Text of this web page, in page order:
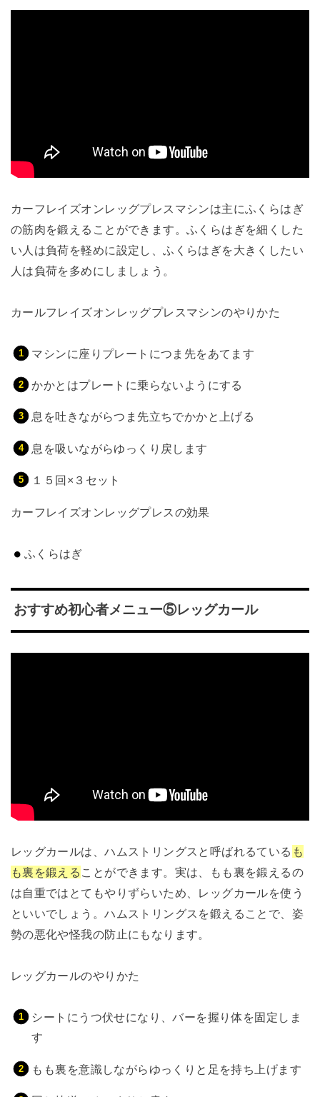
カーフレイズオンレッグプレスマシンは主にふくらはぎ
の筋肉を鍛えることができます。ふくらはぎを細くした
い人は負荷を軽めに設定し、ふくらはぎを大きくしたい
人は負荷を多めにしましょう。
カールフレイズオンレッグプレスマシンのやりかた
マシンに座りプレートにつま先をあてます
かかとはプレートに乗らないようにする
息を吐きながらつま先立ちでかかと上げる
息を吸いながらゆっくり戻します
１５回×３セット
カーフレイズオンレッグプレスの効果
ふくらはぎ
おすすめ初心者メニュー⑤レッグカール
レッグカールは、ハムストリングスと呼ばれるている も
も裏を鍛える ことができます。実は、もも裏を鍛えるの
は自重ではとてもやりずらいため、レッグカールを使う
といいでしょう。ハムストリングスを鍛えることで、姿
勢の悪化や怪我の防止にもなります。
レッグカールのやりかた
シートにうつ伏せになり、バーを握り体を固定しま
す
もも裏を意識しながらゆっくりと足を持ち上げます